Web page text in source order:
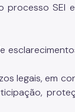
processo SEI
legais, em